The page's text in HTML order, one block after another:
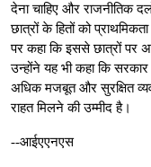
देना चाहिए और राजनीतिक
छात्रों के हितों को
पर कहा कि इससे छात्रों पर
उन्होंने यह भी कहा कि
अधिक मजबूत और सुरक्षित
राहत मिलने की उम्मीद है।
--आईएएनएस